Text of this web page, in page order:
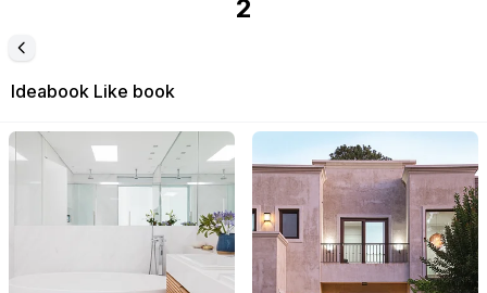
2
Ideabook Like book